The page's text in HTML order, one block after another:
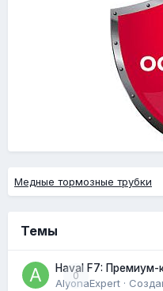
Медные тормозные трубки
Темы
0
Haval F7:
AlyonaExpert ·